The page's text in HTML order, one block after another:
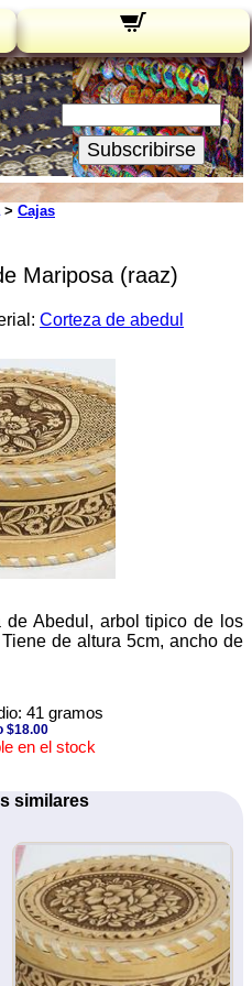
Novedades:
Su Email:
Subscribirse
> Cajas
Mariposa (raaz)
Corteza de abedul
Abedul, arbol tipico de los
de altura 5cm, ancho de
41 gramos
$18.00
en el stock
similares